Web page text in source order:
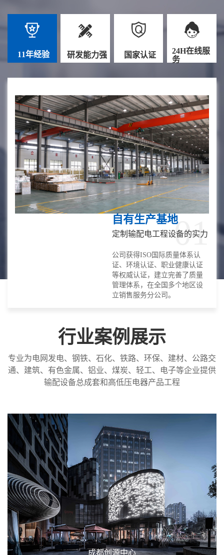
11年经验 研发能力强 国家认证
24H在线服
务
01
自有生产基地
定制输配电工程设备的实力
公司获得ISO国际质量体系认
证、环境认证、职业健康认证
等权威认证，建立完善了质量
管理体系，在全国多个地区设
立销售服务分公司。
行业案例展示
专业为电网发电、钢铁、石化、铁路、环保、建材、公路交
通、建筑、有色金属、铝业、煤炭、轻工、电子等企业提供
输配设备总成套和高低压电器产品工程
成都创源中心